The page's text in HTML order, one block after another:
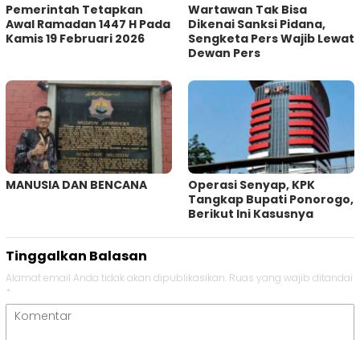
Pemerintah Tetapkan
Awal Ramadan 1447 H Pada
Kamis 19 Februari 2026
Wartawan Tak Bisa
Dikenai Sanksi Pidana,
Sengketa Pers Wajib Lewat
Dewan Pers
MANUSIA DAN BENCANA
Operasi Senyap, KPK
Tangkap Bupati Ponorogo,
Berikut Ini Kasusnya
Tinggalkan Balasan
Alamat email Anda tidak akan dipublikasikan. Ruas yang wajib ditandai
*